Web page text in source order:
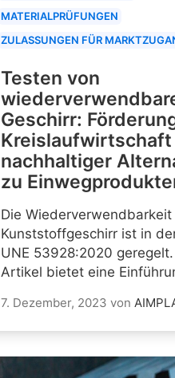
MATERIALPRÜFUNGEN
ZULASSUNGEN FÜR
Testen von
Geschirr:
Kreislaufwirtschaft
nachhaltiger
zu
Die Wiederverwendbarkeit
Kunststoffgeschirr ist in
UNE 53928:2020
Artikel bietet eine
7. Dezember, 2023 von